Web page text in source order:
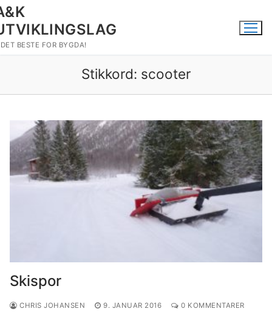
Hopp
til
innholdet
BESTE FOR BYGDA!
Stikkord: scooter
Skispor
CHRIS JOHANSEN 9. JANUAR 2016 0 KOMMENTARER